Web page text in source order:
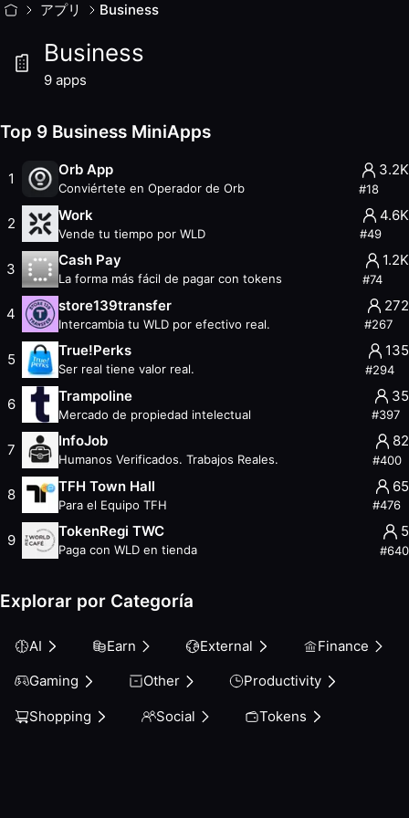
BusinessMiniApps
apps with9.7Kweekly active users. Updated
Top
Business
— Rank #49 — 4.6K weekly users
Cash Pay— Rank #74— 1.2K weekly users
store139transfer
—
True!Perks— Rank #294— 135 weekly users
— 16.4K
Trampoline — Rank #397
— 4.0K total
InfoJob — Rank #400— 82 weekly users
— 2.2K total
TFH Town Hall
— 1.4K
TokenRegi TWC — Rank #640— 5 weekly users
— 394
Other Categories
AI
Earn
External
Finance
Gaming
Other
Productivity
Shopping
Social
Tokens
アプリ Business
Business
9 apps
Top 9 Business MiniApps
1 Orb App
Conviértete en Operador de Orb
3.2K
#18
2 Work
Vende tu tiempo por WLD
4.6K
#49
3 Cash Pay
La forma más fácil de pagar con tokens
1.2K
#74
4 store139transfer
Intercambia tu WLD por efectivo real.
272
#267
5 True!Perks
Ser real tiene valor real.
135
#294
6 Trampoline
Mercado de propiedad intelectual
35
#397
7 InfoJob
Humanos Verificados. Trabajos Reales.
82
#400
8 TFH Town Hall
Para el Equipo TFH
65
#476
9 TokenRegi TWC
Paga con WLD en tienda
5
#640
Explorar por Categoría
AI Earn External Finance
Gaming Other Productivity
Shopping Social Tokens